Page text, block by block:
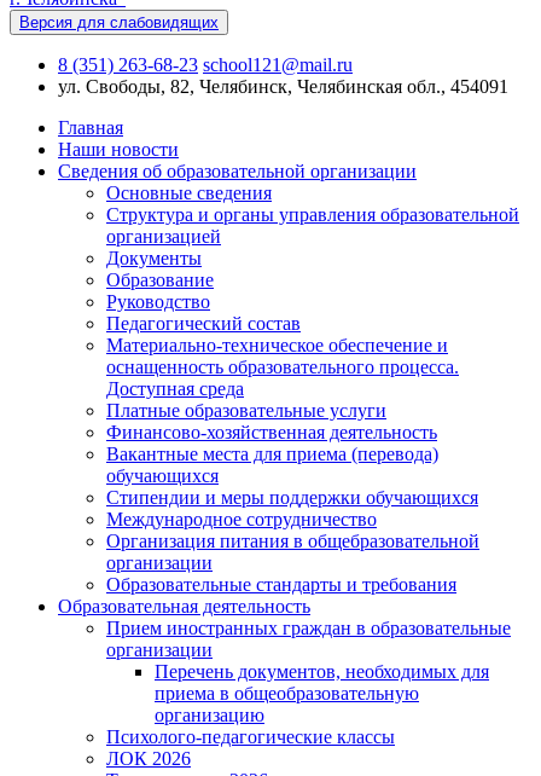
Версия для слабовидящих
8 (351) 263-68-23 school121@mail.ru
ул. Свободы, 82, Челябинск, Челябинская обл., 454091
Главная
Наши новости
Сведения об образовательной организации
Основные сведения
Структура и органы управления образовательной
организацией
Документы
Образование
Руководство
Педагогический состав
Материально-техническое обеспечение и
оснащенность образовательного процесса.
Доступная среда
Платные образовательные услуги
Финансово-хозяйственная деятельность
Вакантные места для приема (перевода)
обучающихся
Стипендии и меры поддержки обучающихся
Международное сотрудничество
Организация питания в общебразовательной
организации
Образовательные стандарты и требования
Образовательная деятельность
Прием иностранных граждан в образовательные
организации
Перечень документов, необходимых для
приема в общеобразовательную
организацию
Психолого-педагогические классы
ЛОК 2026